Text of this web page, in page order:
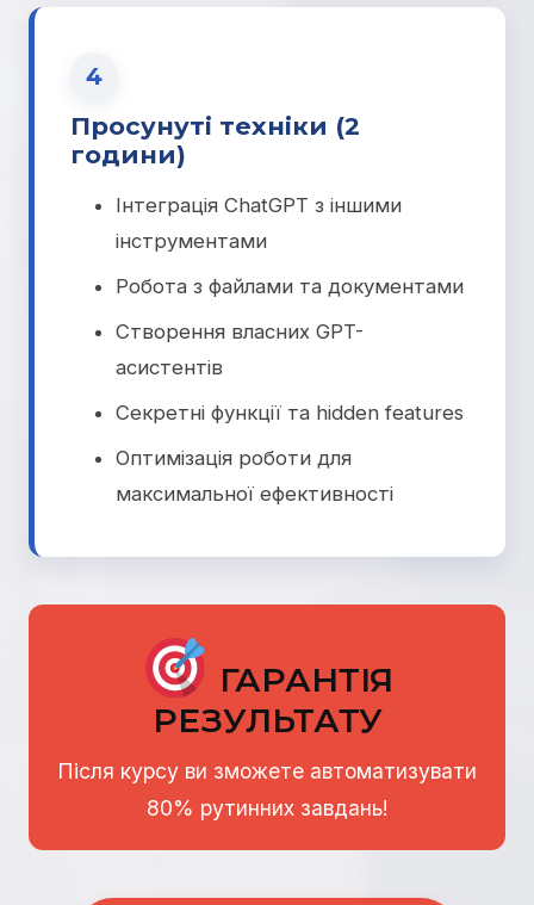
4
Просунуті техніки (2
години)
Інтеграція ChatGPT з іншими
інструментами
Робота з файлами та документами
Створення власних GPT-
асистентів
Секретні функції та hidden features
Оптимізація роботи для
максимальної ефективності
ГАРАНТІЯ
РЕЗУЛЬТАТУ
Після курсу ви зможете автоматизувати
80% рутинних завдань!